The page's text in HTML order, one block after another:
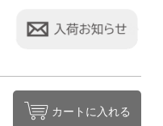
カートに入れる